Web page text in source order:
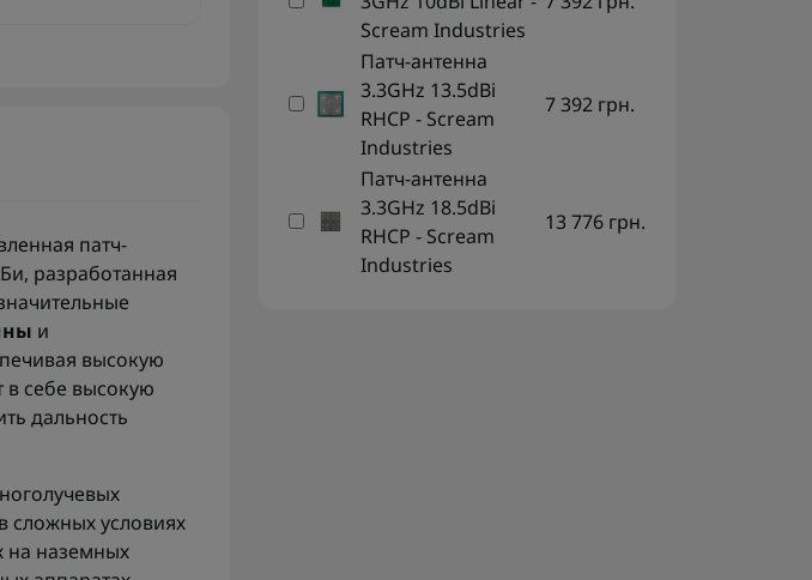
Scream Industries
Патч-антенна
3.3GHz 13.5dBi
RHCP - Scream
Industries
7 392 грн.
Патч-антенна
3.3GHz 18.5dBi
RHCP - Scream
Industries
13 776 грн.
патч-
разработанная
и
высокую
в себе высокую
дальность
сложных условиях
на наземных